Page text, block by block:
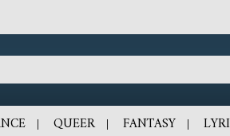
QUEER FANTASY